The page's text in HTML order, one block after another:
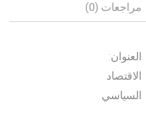
مراجعات (0)
العنوان:
الاقتصاد
السياسي